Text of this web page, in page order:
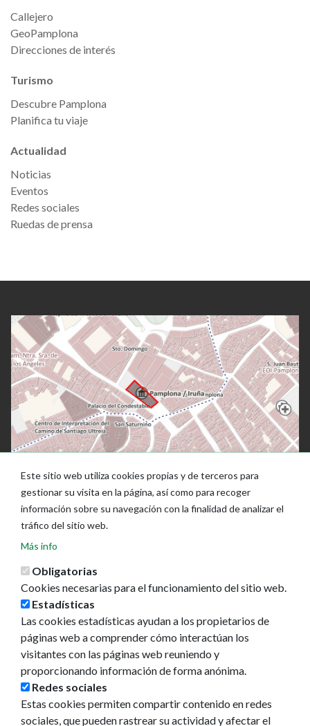
Callejero
GeoPamplona
Direcciones de interés
Turismo
Descubre Pamplona
Planifica tu viaje
Actualidad
Noticias
Eventos
Redes sociales
Ruedas de prensa
Ayuntamiento de Pamplona
Plaza Consistorial, s/n
31001 - Pamplona
948 420 100
pamplona@pamplona.es
Este sitio web utiliza cookies propias y de terceros para
gestionar su visita en la página, así como para recoger
información sobre su navegación con la finalidad de analizar el
tráfico del sitio web.
Más info
Obligatorias
Cookies necesarias para el funcionamiento del sitio web.
Estadísticas
Las cookies estadísticas ayudan a los propietarios de
páginas web a comprender cómo interactúan los
visitantes con las páginas web reuniendo y
proporcionando información de forma anónima.
Redes sociales
Estas cookies permiten compartir contenido en redes
sociales, que pueden rastrear su actividad y afectar el